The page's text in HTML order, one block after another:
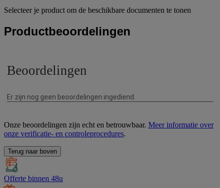
Selecteer je product om de beschikbare documenten te tonen
Productbeoordelingen
Onze beoordelingen zijn echt en betrouwbaar. Meer informatie over
onze verificatie- en controleprocedures.
Terug naar boven
Offerte binnen 48u